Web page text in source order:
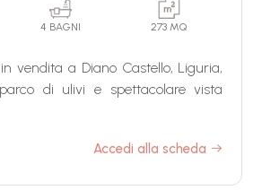
4 BAGNI 273 MQ
vendita a Diano Castello, Liguria,
di ulivi e spettacolare vista
il Golfo Dianese sorge una
Accedi alla scheda